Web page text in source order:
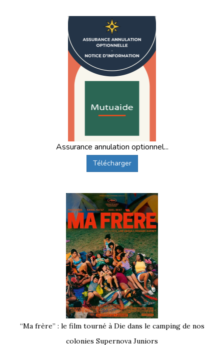
Assurance annulation optionnel...
Télécharger
“Ma frère” : le film tourné à Die dans le camping de nos
colonies Supernova Juniors